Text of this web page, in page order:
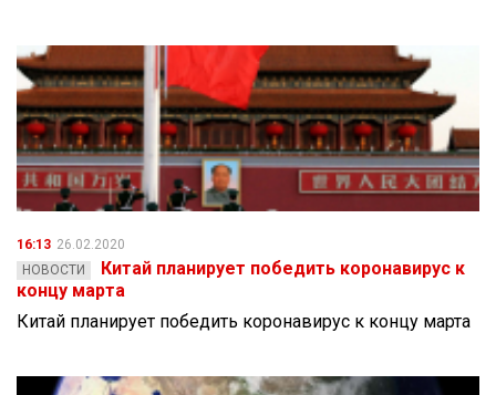
16:13 26.02.2020
НОВОСТИ
Китай планирует победить коронавирус к
концу марта
Китай планирует победить коронавирус к концу марта